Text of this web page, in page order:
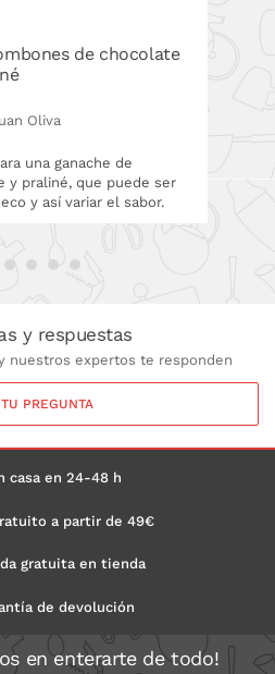
de chocolate
Oliva
una ganache de
y praliné, que puede ser
y así variar el sabor.
Nos
y respuestas
nuestros expertos te responden
PREGUNTA
casa en 24-48 h
a partir de 49€
gratuita en tienda
de devolución
en enterarte de todo!